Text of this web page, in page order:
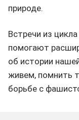
природе.
Встречи из
помогают
об истории
живем, помнить
борьбе с